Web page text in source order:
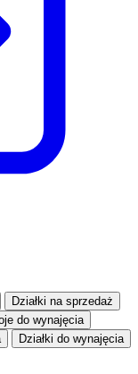
Działki na sprzedaż
do wynajęcia
Działki do wynajęcia